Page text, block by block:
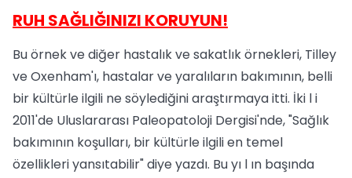
RUH SAĞLIĞINIZI KORUYUN!
Bu örnek ve diğer hastalık ve sakatlık örnekleri, Tilley
ve Oxenham'ı, hastalar ve yaralıların bakımının, belli
bir kültürle ilgili ne söylediğini araştırmaya itti. İki l i
2011'de Uluslararası Paleopatoloji Dergisi'nde, "Sağlık
bakımının koşulları, bir kültürle ilgili en temel
özellikleri yansıtabilir" diye yazdı. Bu yı l ın başında